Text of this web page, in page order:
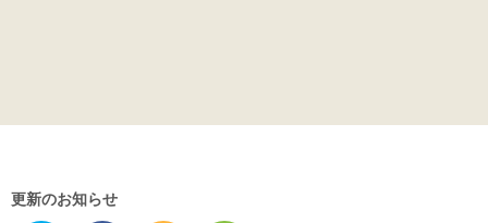
更新のお知らせ